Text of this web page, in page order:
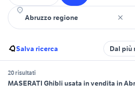
Salva ricerca Dal più
20 risultati
MASERATI Ghibli usata in vendita in